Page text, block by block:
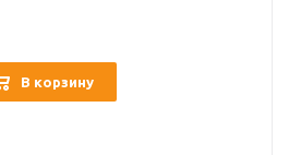
В корзину